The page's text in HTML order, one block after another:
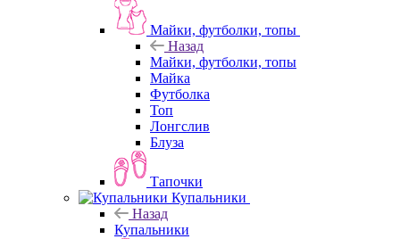
Майки, футболки, топы
Назад
Майки, футболки, топы
Майка
Футболка
Топ
Лонгслив
Блуза
Тапочки
Купальники
Назад
Купальники